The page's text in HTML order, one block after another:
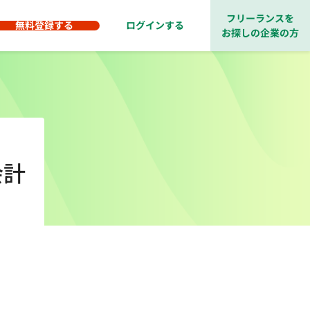
無料登録する ログインする
フリーランスを
お探しの企業の方